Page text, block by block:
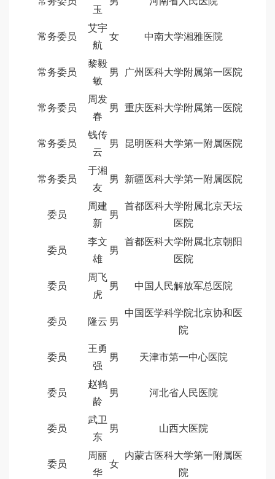
玉
常务委员
艾宇
航
女 中南大学湘雅医院
常务委员
黎毅
敏
男 广州医科大学附属第一医院
常务委员
周发
春
男 重庆医科大学附属第一医院
常务委员
钱传
云
男 昆明医科大学第一附属医院
常务委员
于湘
友
男 新疆医科大学第一附属医院
委员
周建
新
男
首都医科大学附属北京天坛
医院
委员
李文
雄
男
首都医科大学附属北京朝阳
医院
委员
周飞
虎
男 中国人民解放军总医院
委员 隆云 男
中国医学科学院北京协和医
院
委员
王勇
强
男 天津市第一中心医院
委员
赵鹤
龄
男 河北省人民医院
委员
武卫
东
男 山西大医院
委员
周丽
华
女
内蒙古医科大学第一附属医
院